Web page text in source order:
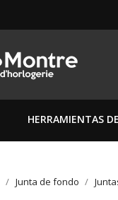
HERRAMIENTAS
Junta de fondo